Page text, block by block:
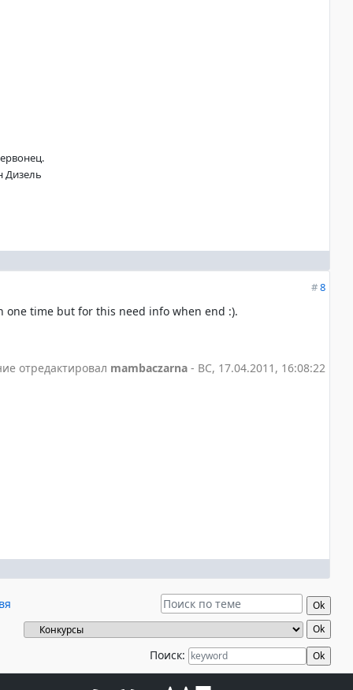
Дизель
#8
one time but for this need info when end :).
отредактировал mambaczarna - ВС, 17.04.2011, 16:08:22
Поиск: